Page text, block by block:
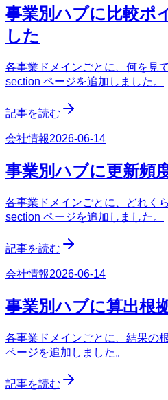
事業別ハブに比較ポ
した
各事業ドメインごとに、何を見
section ページを追加しました。
記事を読む
会社情報2026-06-14
事業別ハブに更新頻
各事業ドメインごとに、どれく
section ページを追加しました。
記事を読む
会社情報2026-06-14
事業別ハブに算出根
各事業ドメインごとに、結果の
ページを追加しました。
記事を読む